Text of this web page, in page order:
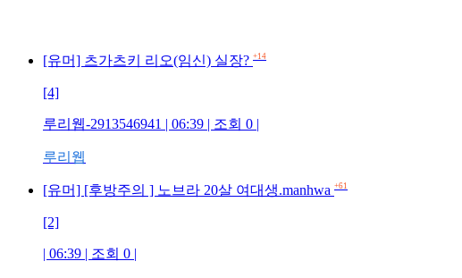
[유머] 츠가츠키 리오(임신) 실장? +14
[4]
루리웹-2913546941 | 06:39 | 조회 0 |
루리웹
[유머] [후방주의 ] 노브라 20살 여대생.manhwa +61
[2]
| 06:39 | 조회 0 |